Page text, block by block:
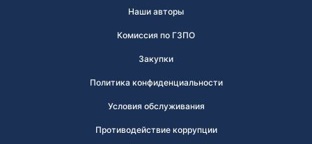
Наши авторы
Комиссия по ГЗПО
Закупки
Политика конфиденциальности
Условия обслуживания
Противодействие коррупции